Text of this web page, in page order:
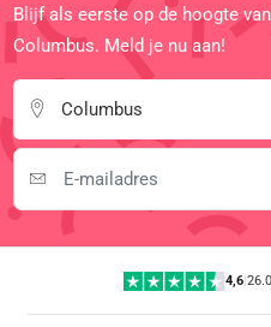
Blijf als eerste op de hoogte
Columbus. Meld je nu aan!
Columbus
4,6 |